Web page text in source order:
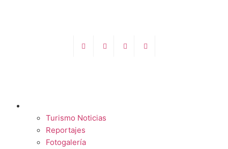
Turismo Noticias
Reportajes
Fotogalería